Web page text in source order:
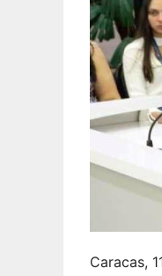
Caracas,